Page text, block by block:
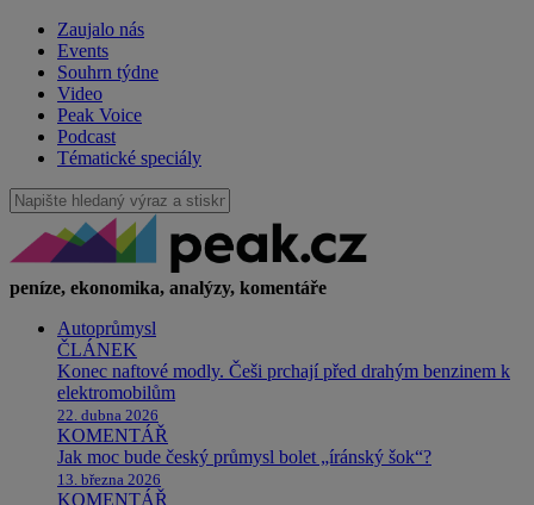
Zaujalo nás
Events
Souhrn týdne
Video
Peak Voice
Podcast
Tématické speciály
peníze, ekonomika, analýzy, komentáře
Autoprůmysl
ČLÁNEK
Konec naftové modly. Češi prchají před drahým benzinem k
elektromobilům
22. dubna 2026
KOMENTÁŘ
Jak moc bude český průmysl bolet „íránský šok“?
13. března 2026
KOMENTÁŘ